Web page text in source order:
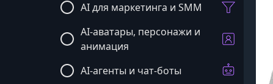
AI для маркетинга и SMM
AI-аватары, персонажи и
анимация
AI-агенты и чат-боты